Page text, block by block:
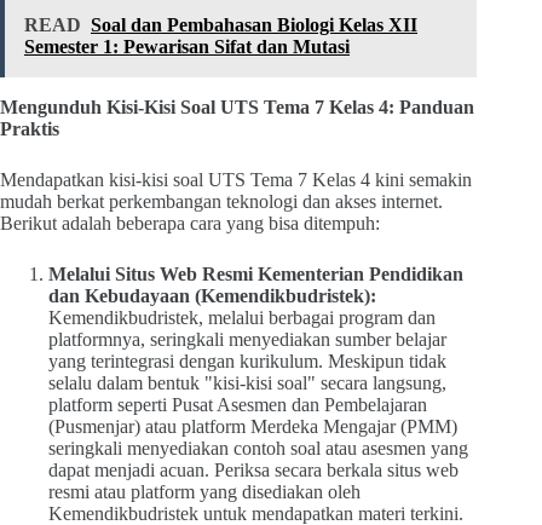
READ Soal dan Pembahasan Biologi Kelas XII
Semester 1: Pewarisan Sifat dan Mutasi
Mengunduh Kisi-Kisi Soal UTS Tema 7 Kelas 4: Panduan
Praktis
Mendapatkan kisi-kisi soal UTS Tema 7 Kelas 4 kini semakin
mudah berkat perkembangan teknologi dan akses internet.
Berikut adalah beberapa cara yang bisa ditempuh:
Melalui Situs Web Resmi Kementerian Pendidikan
dan Kebudayaan (Kemendikbudristek):
Kemendikbudristek, melalui berbagai program dan
platformnya, seringkali menyediakan sumber belajar
yang terintegrasi dengan kurikulum. Meskipun tidak
selalu dalam bentuk "kisi-kisi soal" secara langsung,
platform seperti Pusat Asesmen dan Pembelajaran
(Pusmenjar) atau platform Merdeka Mengajar (PMM)
seringkali menyediakan contoh soal atau asesmen yang
dapat menjadi acuan. Periksa secara berkala situs web
resmi atau platform yang disediakan oleh
Kemendikbudristek untuk mendapatkan materi terkini.